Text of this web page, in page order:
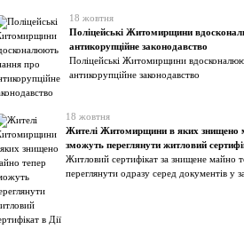
18 жовтня
Поліцейські Житомирщини
антикорупційне законодавство
Поліцейські Житомирщини
антикорупційне законодавство
18 жовтня
Жителі Житомирщини в яких знищено
зможуть переглянути житловий
Житловий сертифікат за знищене майно
переглянути одразу серед документів у